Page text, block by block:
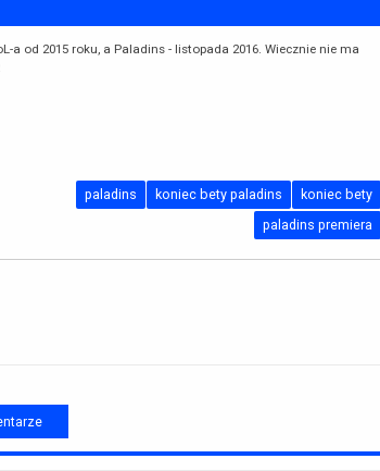
a od 2015 roku, a Paladins - listopada 2016. Wiecznie nie ma
koniec bety
koniec bety paladins
paladins
paladins premiera